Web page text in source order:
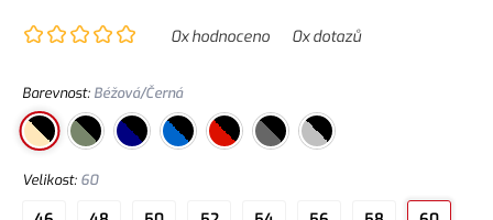
0x hodnoceno 0x dotazů
Barevnost: Béžová/Černá
Velikost: 60